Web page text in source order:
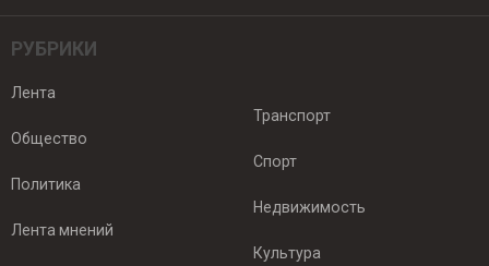
РУБРИКИ
Лента
Общество
Политика
Лента мнений
Транспорт
Спорт
Недвижимость
Культура